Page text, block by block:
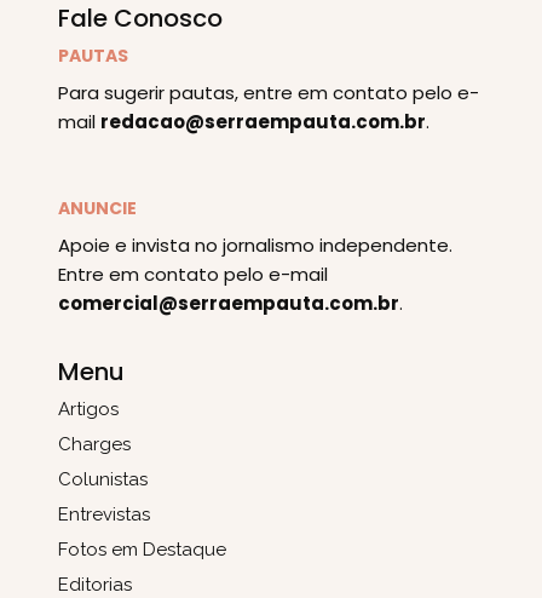
Fale Conosco
PAUTAS
Para sugerir pautas, entre em contato pelo e-
mail redacao@serraempauta.com.br.
ANUNCIE
Apoie e invista no jornalismo independente.
Entre em contato pelo e-mail
comercial@serraempauta.com.br.
Menu
Artigos
Charges
Colunistas
Entrevistas
Fotos em Destaque
Editorias